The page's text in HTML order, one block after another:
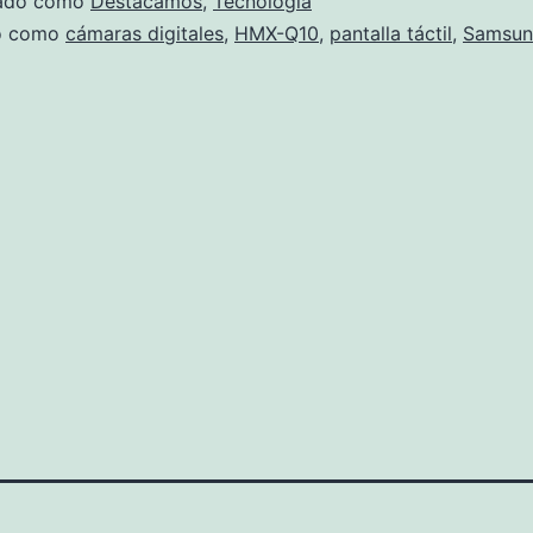
como cámaras digitales, HMX-Q10, pantalla táctil,